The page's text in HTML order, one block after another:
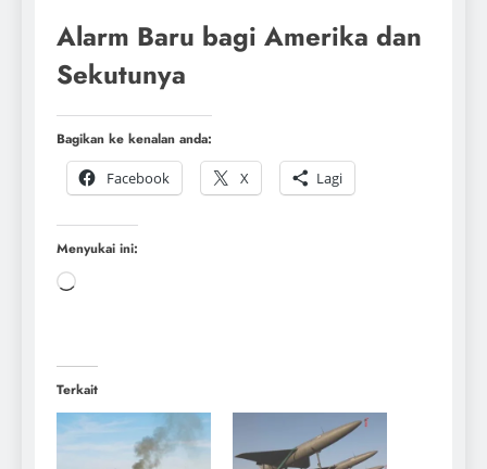
Alarm Baru bagi Amerika dan
Sekutunya
Bagikan ke kenalan anda:
Facebook
X Lagi
Menyukai ini:
Terkait